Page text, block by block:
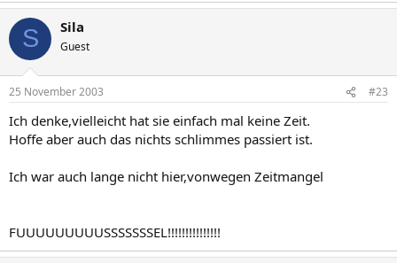
S Sila
Guest
25 November 2003 #23
Ich denke,vielleicht hat sie einfach mal keine Zeit.
Hoffe aber auch das nichts schlimmes passiert ist.
Ich war auch lange nicht hier,vonwegen Zeitmangel
FUUUUUUUUUSSSSSSSEL!!!!!!!!!!!!!!!